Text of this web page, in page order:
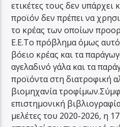
ετικέτες τους δεν υπάρχει
προϊόν δεν πρέπει να
το κρέας των οποίων
Ε.Ε.Το πρόβλημα όμως
βόειο κρέας και τα
αγελαδινό γάλα και τα
προϊόντα στη διατροφική
βιομηχανία
επιστημονική
μελέτες του 2020-2026, η